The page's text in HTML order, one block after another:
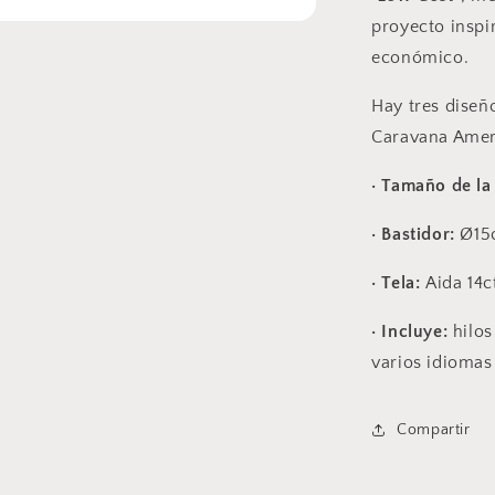
proyecto
económico.
Hay tres
Caravana
· Tamaño de
· Bastidor:
· Tela: Aida
· Incluye:
varios
Compartir